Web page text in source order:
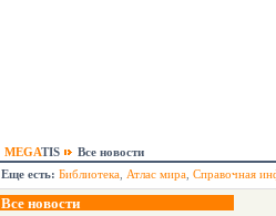
MEGATIS
Все новости
Еще есть: Библиотека Атлас мира Справочная
Все новости